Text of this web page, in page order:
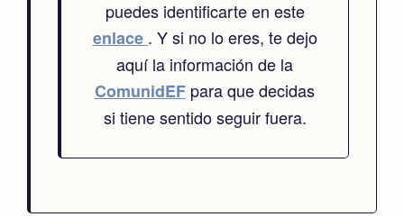
puedes identificarte en este
enlace . Y si no lo eres, te dejo
aquí la información de la
ComunidEF para que decidas
si tiene sentido seguir fuera.